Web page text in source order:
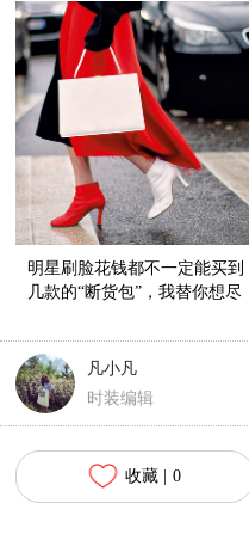
明星刷脸花钱都不一定能买到
几款的“断货包”，我替你想尽
凡小凡
时装编辑
收藏 | 0